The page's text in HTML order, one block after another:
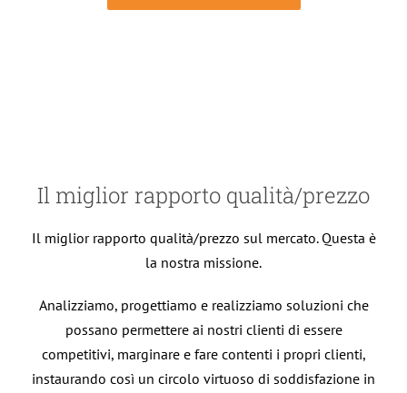
Il miglior rapporto qualità/prezzo
Il miglior rapporto qualità/prezzo sul mercato. Questa è
la nostra missione.
Analizziamo, progettiamo e realizziamo soluzioni che
possano permettere ai nostri clienti di essere
competitivi, marginare e fare contenti i propri clienti,
instaurando così un circolo virtuoso di soddisfazione in